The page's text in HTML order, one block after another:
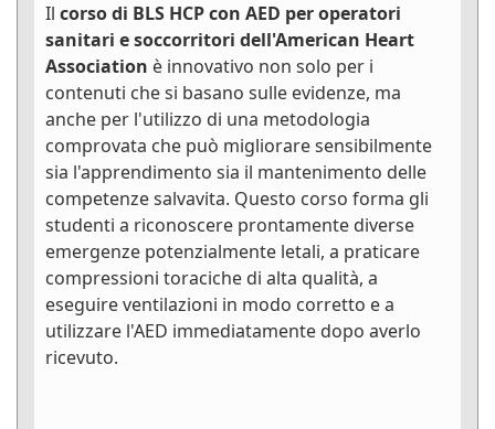
Il corso di BLS HCP con AED per operatori
sanitari e soccorritori dell'American Heart
Association è innovativo non solo per i
contenuti che si basano sulle evidenze, ma
anche per l'utilizzo di una metodologia
comprovata che può migliorare sensibilmente
sia l'apprendimento sia il mantenimento delle
competenze salvavita. Questo corso forma gli
studenti a riconoscere prontamente diverse
emergenze potenzialmente letali, a praticare
compressioni toraciche di alta qualità, a
eseguire ventilazioni in modo corretto e a
utilizzare l'AED immediatamente dopo averlo
ricevuto.